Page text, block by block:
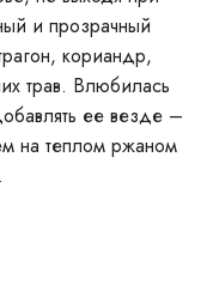
и прозрачный
кориандр,
трав. Влюбилась
ее везде –
на теплом ржаном